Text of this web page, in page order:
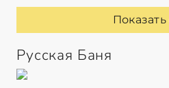
Русская Баня